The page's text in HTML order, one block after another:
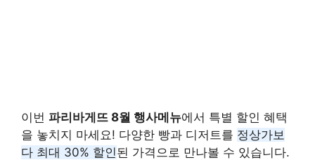
이번 파리바게뜨 8월 행사메뉴에서 특별 할인 혜택
을 놓치지 마세요! 다양한 빵과 디저트를 정상가보
다 최대 30% 할인된 가격으로 만나볼 수 있습니다.